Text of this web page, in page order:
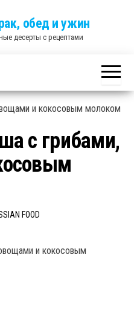
обед и ужин
десерты с рецептами
с грибами,
FOOD